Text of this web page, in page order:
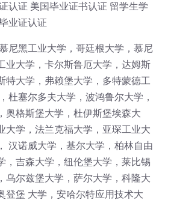
认证 美国毕业证书认证 留学生学
业证认证
尼黑工业大学，哥廷根大学，慕尼
业大学，卡尔斯鲁厄大学，达姆斯
特大学，弗赖堡大学，多特蒙德工
杜塞尔多夫大学，波鸿鲁尔大学，
奥格斯堡大学，杜伊斯堡埃森大
大学，法兰克福大学，亚琛工业大
汉诺威大学，基尔大学，柏林自由
，吉森大学，纽伦堡大学，莱比锡
乌尔兹堡大学，萨尔大学，科隆大
登堡 大学，安哈尔特应用技术大